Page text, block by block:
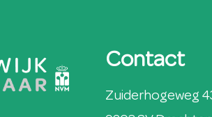
Contact
Zuiderhogeweg